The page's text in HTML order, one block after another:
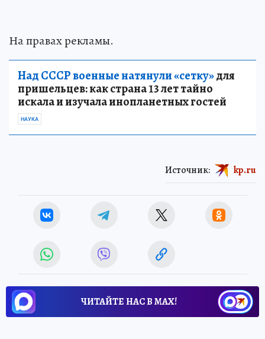
На правах рекламы.
Над СССР военные натянули «сетку»для
пришельцев: как страна 13 лет тайно
искала и изучала инопланетных гостей
НАУКА
Источник: kp.ru
ЧИТАЙТЕ НАС В МАХ!